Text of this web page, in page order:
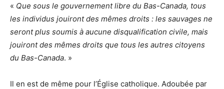
« Que sous le gouvernement libre du Bas-Canada, tous
les individus jouiront des mêmes droits : les sauvages ne
seront plus soumis à aucune disqualification civile, mais
jouiront des mêmes droits que tous les autres citoyens
du Bas-Canada. »
Il en est de même pour l’Église catholique. Adoubée par